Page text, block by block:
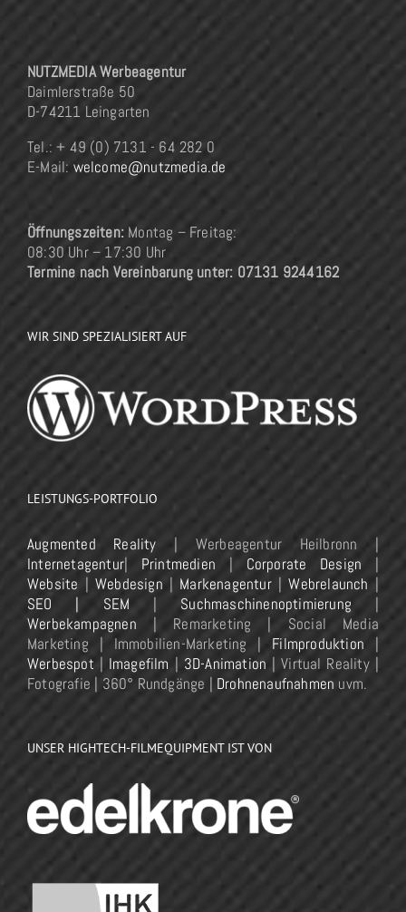
NUTZMEDIA Werbeagentur
Daimlerstraße 50
D-74211 Leingarten
Tel.: + 49 (0) 7131 - 64 282 0
E-Mail: welcome@nutzmedia.de
Öffnungszeiten: Montag – Freitag:
08:30 Uhr – 17:30 Uhr
Termine nach Vereinbarung unter: 07131 9244162
WIR SIND SPEZIALISIERT AUF
LEISTUNGS-PORTFOLIO
Augmented Reality | Werbeagentur Heilbronn |
Internetagentur| Printmedien | Corporate Design |
Website | Webdesign| Markenagentur|Webrelaunch |
SEO | SEM | Suchmaschinenoptimierung |
Werbekampagnen | Remarketing | Social Media
Marketing | Immobilien-Marketing | Filmproduktion |
Werbespot | Imagefilm | 3D-Animation | Virtual Reality |
Fotografie | 360° Rundgänge | Drohnenaufnahmen uvm.
UNSER HIGHTECH-FILMEQUIPMENT IST VON